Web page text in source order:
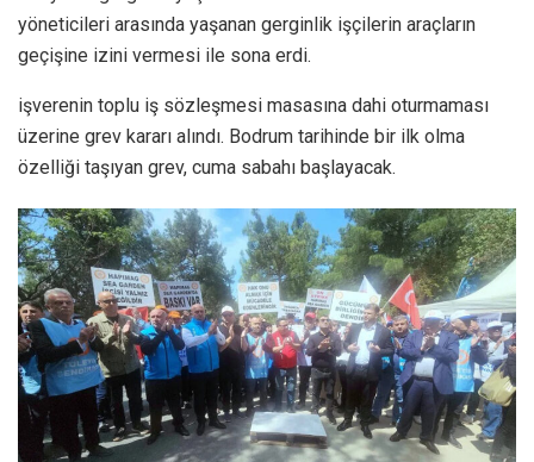
yöneticileri arasında yaşanan gerginlik işçilerin araçların
geçişine izini vermesi ile sona erdi.
işverenin toplu iş sözleşmesi masasına dahi oturmaması
üzerine grev kararı alındı. Bodrum tarihinde bir ilk olma
özelliği taşıyan grev, cuma sabahı başlayacak.